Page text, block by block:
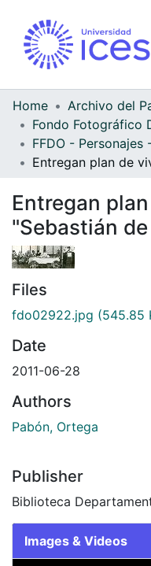
Home
Entregan
"Sebastián
Files
fdo02922.jpg (545.85
Date
2011-06-28
Authors
Pabón, Ortega
Publisher
Biblioteca
Images & Videos